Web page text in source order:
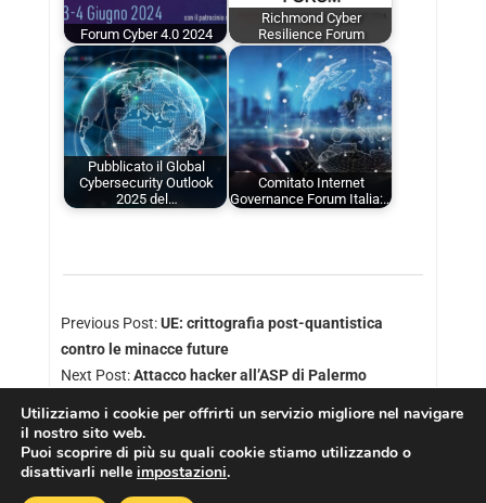
Forum Cyber 4.0 2024
Richmond Cyber
Resilience Forum
Pubblicato il Global
Cybersecurity Outlook
2025 del…
Comitato Internet
Governance Forum Italia:…
Previous Post:UE: crittografia post-quantistica
contro le minacce future
Next Post:Attacco hacker all’ASP di Palermo
Utilizziamo i cookie per offrirti un servizio migliore nel navigare
il nostro sito web.
Puoi scoprire di più su quali cookie stiamo utilizzando o
disattivarli nelle impostazioni.